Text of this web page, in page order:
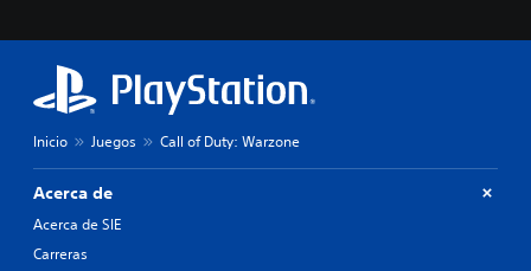
Inicio Juegos Call of Duty: Warzone
Acerca de
Acerca de SIE
Carreras